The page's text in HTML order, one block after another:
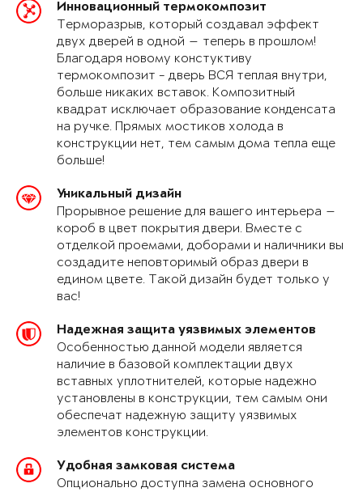
Инновационный термокомпозит
Терморазрыв, который создавал эффект
двух дверей в одной — теперь в прошлом!
Благодаря новому констуктиву
термокомпозит - дверь ВСЯ теплая внутри,
больше никаких вставок. Композитный
квадрат исключает образование конденсата
на ручке. Прямых мостиков холода в
конструкции нет, тем самым дома тепла еще
больше!
Уникальный дизайн
Прорывное решение для вашего интерьера —
короб в цвет покрытия двери. Вместе с
отделкой проемами, доборами и наличники вы
создадите неповторимый образ двери в
едином цвете. Такой дизайн будет только у
вас!
Надежная защита уязвимых элементов
Особенностью данной модели является
наличие в базовой комплектации двух
вставных уплотнителей, которые надежно
установлены в конструкции, тем самым они
обеспечат надежную защиту уязвимых
элементов конструкции.
Удобная замковая система
Опционально доступна замена основного